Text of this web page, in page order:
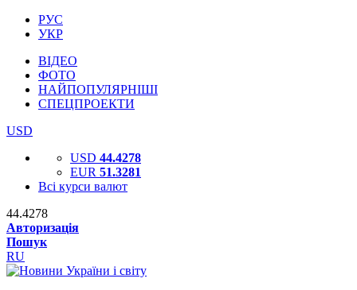
РУС
УКР
ВІДЕО
ФОТО
НАЙПОПУЛЯРНІШІ
СПЕЦПРОЕКТИ
USD
USD 44.4278
EUR 51.3281
Всі курси валют
44.4278
Авторизація
Пошук
RU